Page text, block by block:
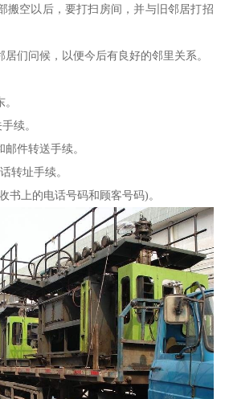
搬空以后，要打扫房间，并与旧邻居打招
们问候，以便今后有良好的邻里关系。
续。
件转送手续。
转址手续。
书上的电话号码和顾客号码)。